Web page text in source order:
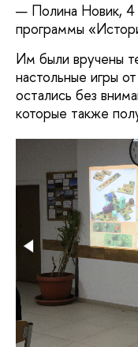
Полина Новик, 4
программы
Им были вручены
настольные игры
остались без
которые также